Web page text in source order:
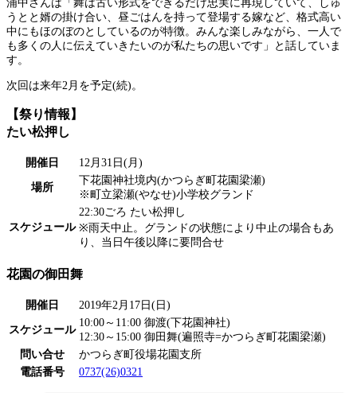
浦中さんは「舞は古い形式をできるだけ忠実に再現していて、しゅ
うとと婿の掛け合い、昼ごはんを持って登場する嫁など、格式高い
中にもほのぼのとしているのが特徴。みんな楽しみながら、一人で
も多くの人に伝えていきたいのが私たちの思いです」と話していま
す。
次回は来年2月を予定(続)。
【祭り情報】
たい松押し
開催日 12月31日(月)
場所
下花園神社境内(かつらぎ町花園梁瀬)
※町立梁瀬(やなせ)小学校グランド
スケジュール
22:30ごろ たい松押し
※雨天中止。グランドの状態により中止の場合もあ
り、当日午後以降に要問合せ
花園の御田舞
開催日 2019年2月17日(日)
スケジュール
10:00～11:00 御渡(下花園神社)
12:30～15:00 御田舞(遍照寺=かつらぎ町花園梁瀬)
問い合せ
かつらぎ町役場花園支所
電話番号
0737(26)0321